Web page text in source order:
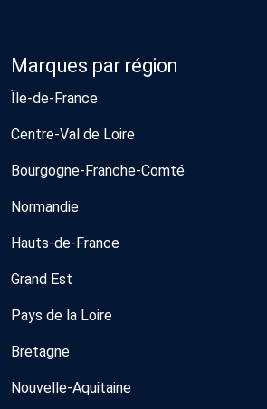
Marques par région
Île-de-France
Centre-Val de Loire
Bourgogne-Franche-Comté
Normandie
Hauts-de-France
Grand Est
Pays de la Loire
Bretagne
Nouvelle-Aquitaine